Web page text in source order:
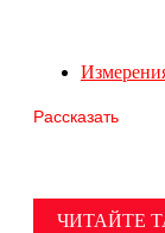
Рассказать
ЧИТАЙТЕ